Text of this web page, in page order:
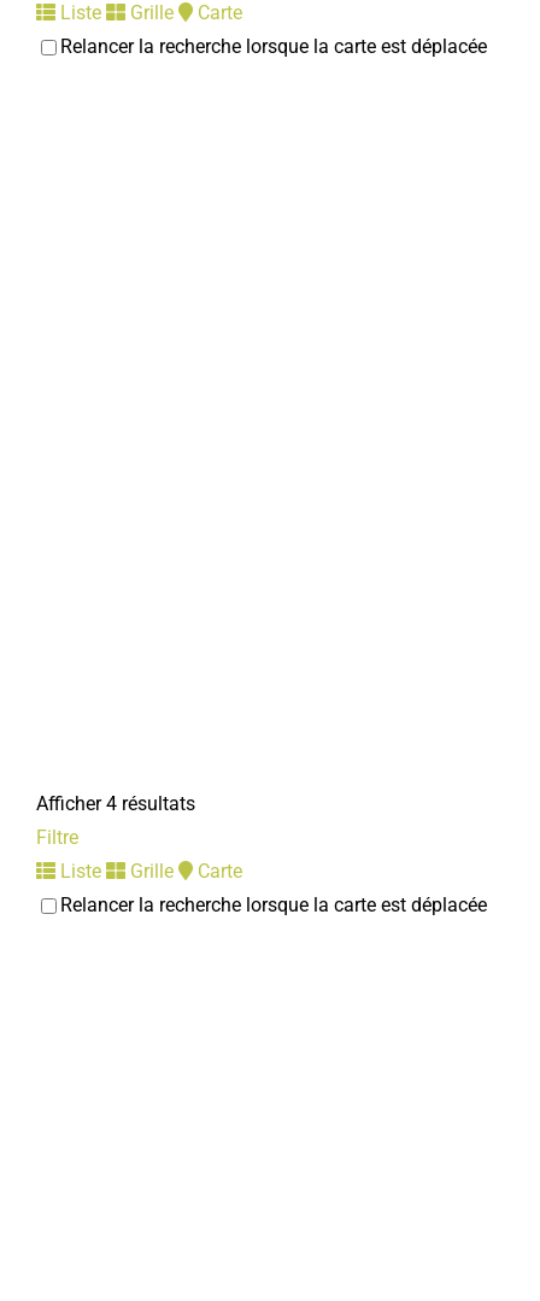
Liste Grille
Carte
Relancer la recherche lorsque la carte est déplacée
Afficher 4 résultats
Filtre
Liste
Grille
Carte
Relancer la recherche lorsque la carte est déplacée